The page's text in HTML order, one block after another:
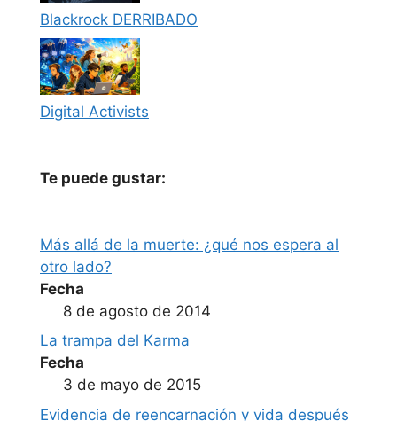
Blackrock DERRIBADO
Digital Activists
Te puede gustar:
Más allá de la muerte: ¿qué nos espera al
otro lado?
Fecha
8 de agosto de 2014
La trampa del Karma
Fecha
3 de mayo de 2015
Evidencia de reencarnación y vida después